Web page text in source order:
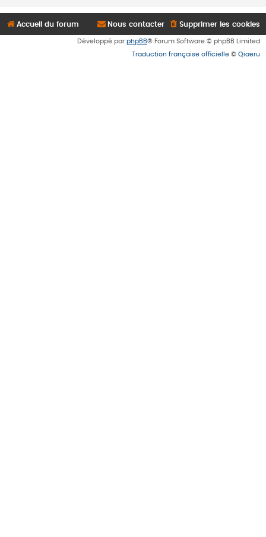
Accueil du forum Supprimer les cookies
Nous contacter
Développé par phpBB® Forum Software © phpBB Limited
Traduction française officielle © Qiaeru